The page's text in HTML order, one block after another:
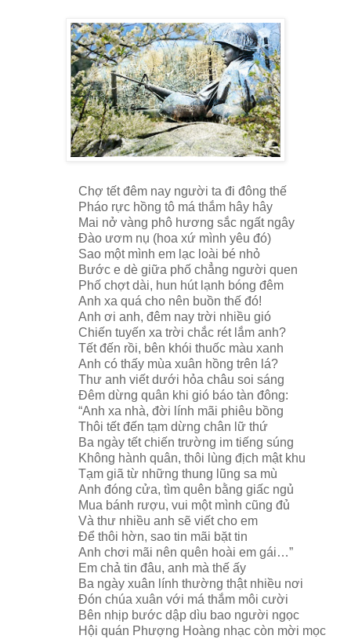
Chợ tết đêm nay người ta đi đông thế
Pháo rực hồng tô má thắm hây hây
Mai nở vàng phô hương sắc ngất ngây
Đào ươm nụ (hoa xứ mình yêu đó)
Sao một mình em lạc loài bé nhỏ
Bước e dè giữa phố chẳng người quen
Phố chợt dài, hun hút lạnh bóng đêm
Anh xa quá cho nên buồn thế đó!
Anh ơi anh, đêm nay trời nhiều gió
Chiến tuyến xa trời chắc rét lắm anh?
Tết đến rồi, bên khói thuốc màu xanh
Anh có thấy mùa xuân hồng trên lá?
Thư anh viết dưới hỏa châu soi sáng
Đêm dừng quân khi gió báo tàn đông:
“Anh xa nhà, đời lính mãi phiêu bồng
Thôi tết đến tạm dừng chân lữ thứ
Ba ngày tết chiến trường im tiếng súng
Không hành quân, thôi lùng địch mật khu
Tạm giã từ những thung lũng sa mù
Anh đóng cửa, tìm quên bằng giấc ngủ
Mua bánh rượu, vui một mình cũng đủ
Và thư nhiều anh sẽ viết cho em
Để thôi hờn, sao tin mãi bặt tin
Anh chơi mãi nên quên hoài em gái…”
Em chả tin đâu, anh mà thế ấy
Ba ngày xuân lính thường thật nhiều nơi
Đón chúa xuân với má thắm môi cười
Bên nhịp bước dập dìu bao người ngọc
Hội quán Phượng Hoàng nhạc còn mời mọc